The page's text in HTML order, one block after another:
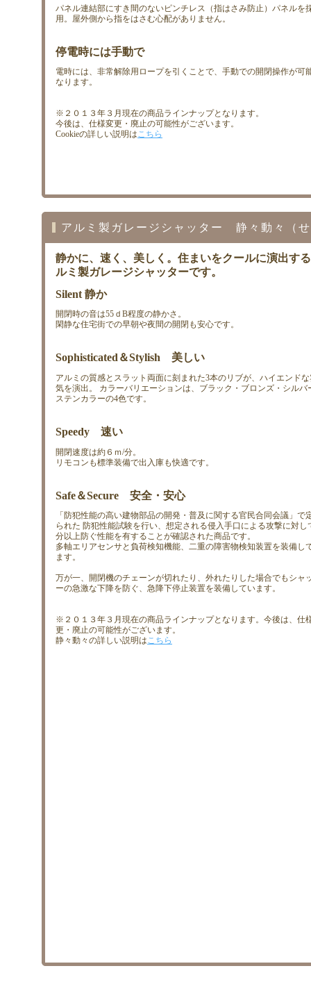
パネル連結部にすき間のないピンチレス（指はさみ防止）パネルを
用。屋外側から指をはさむ心配がありません。
停電時には手動で
電時には、非常解除用ロープを引くことで、手動での開閉操作が可
なります。
※２０１３年３月現在の商品ラインナップとなります。
今後は、仕様変更・廃止の可能性がございます。
Cookieの詳しい説明はこちら
アルミ製ガレージシャッター 静々動々（
静かに、速く、美しく。住まいをクールに演出す
ルミ製ガレージシャッターです。
Silent 静か
開閉時の音は55ｄB程度の静かさ。
閑静な住宅街での早朝や夜間の開閉も安心です。
Sophisticated＆Stylish 美しい
アルミの質感とスラット両面に刻まれた3本のリブが、ハイエンド
気を演出。 カラーバリエーションは、ブラック・ブロンズ・シルバ
ステンカラーの4色です。
Speedy 速い
開閉速度は約６ｍ/分。
リモコンも標準装備で出入庫も快適です。
Safe＆Secure 安全・安心
「防犯性能の高い建物部品の開発・普及に関する官民合同会議」で
られた 防犯性能試験を行い、想定される侵入手口による攻撃に対し
分以上防ぐ性能を有することが確認された商品です。
多軸エリアセンサと負荷検知機能、二重の障害物検知装置を装備し
ます。
万が一、開閉機のチェーンが切れたり、外れたりした場合でもシャ
ーの急激な下降を防ぐ、急降下停止装置を装備しています。
※２０１３年３月現在の商品ラインナップとなります。今後は、仕
更・廃止の可能性がございます。
静々動々の詳しい説明はこちら